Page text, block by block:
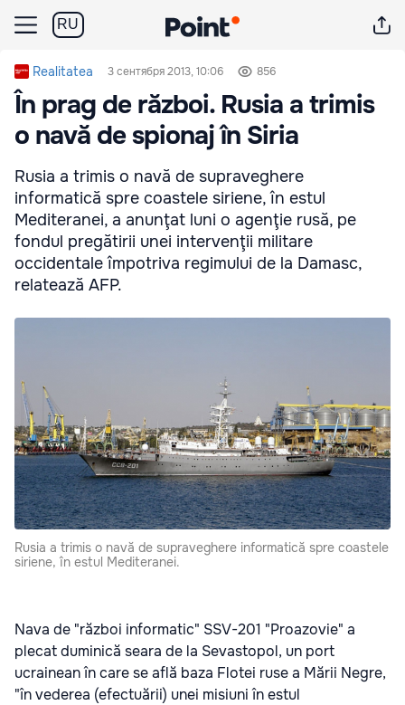
RU
Realitatea 3 сентября 2013, 10:06 856
În prag de război. Rusia a trimis
o navă de spionaj în Siria
Rusia a trimis o navă de supraveghere
informatică spre coastele siriene, în estul
Mediteranei, a anunţat luni o agenţie rusă, pe
fondul pregătirii unei intervenţii militare
occidentale împotriva regimului de la Damasc,
relatează AFP.
Rusia a trimis o navă de supraveghere informatică spre coastele
siriene, în estul Mediteranei.
Nava de "război informatic" SSV-201 "Proazovie" a
plecat duminică seara de la Sevastopol, un port
ucrainean în care se află baza Flotei ruse a Mării Negre,
"în vederea (efectuării) unei misiuni în estul